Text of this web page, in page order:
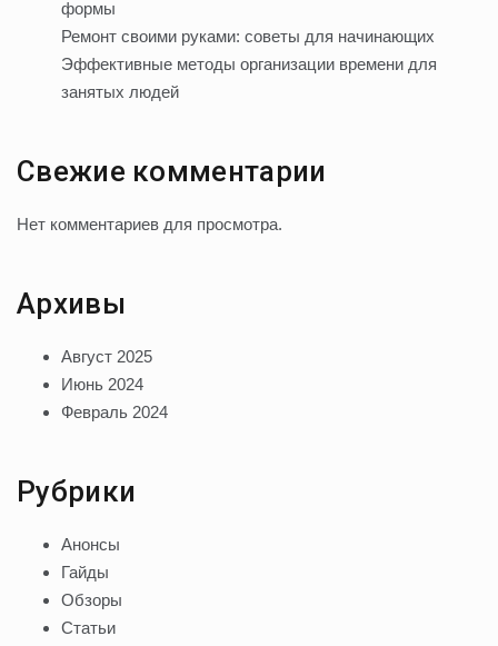
формы
Ремонт своими руками: советы для начинающих
Эффективные методы организации времени для
занятых людей
Свежие комментарии
Нет комментариев для просмотра.
Архивы
Август 2025
Июнь 2024
Февраль 2024
Рубрики
Анонсы
Гайды
Обзоры
Статьи